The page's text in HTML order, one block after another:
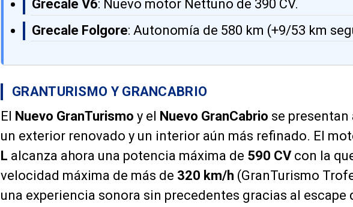
Grecale V6: Nuevo motor Nettuno de 390 CV.
Grecale Folgore: Autonomía de 580 km (+9/53 km
GRANTURISMO Y GRANCABRIO
El
Nuevo GranTurismo y el Nuevo GranCabrio se
un exterior renovado y un interior aún más refinado. El
L alcanza ahora una potencia máxima de 590 CVcon la
velocidad máxima de más de 320 km/h (GranTurismo
una experiencia sonora sin precedentes gracias al escape